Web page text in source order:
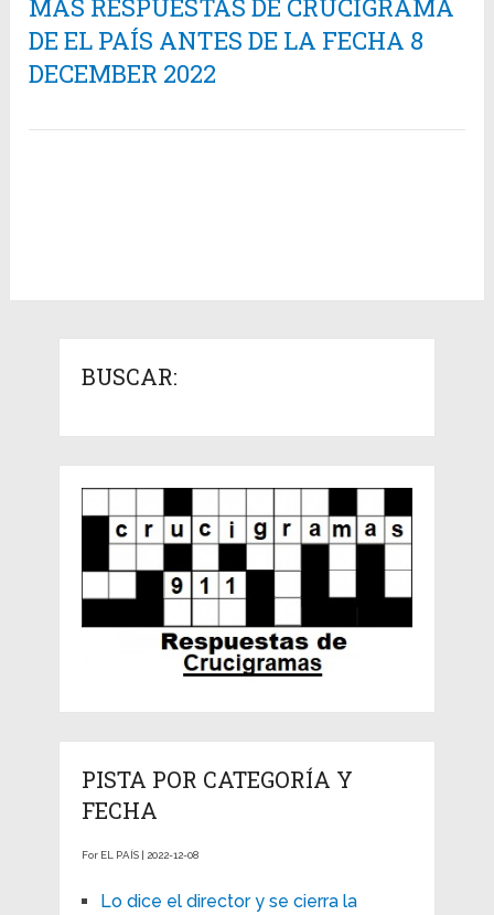
MÁS RESPUESTAS DE CRUCIGRAMA
DE EL PAÍS ANTES DE LA FECHA 8
DECEMBER 2022
BUSCAR:
PISTA POR CATEGORÍA Y
FECHA
For EL PAÍS | 2022-12-08
Lo dice el director y se cierra la